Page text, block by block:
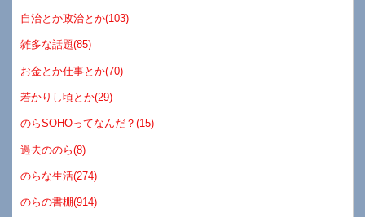
自治とか政治とか(103)
雑多な話題(85)
お金とか仕事とか(70)
若かりし頃とか(29)
のらSOHOってなんだ？(15)
過去ののら(8)
のらな生活(274)
のらの書棚(914)